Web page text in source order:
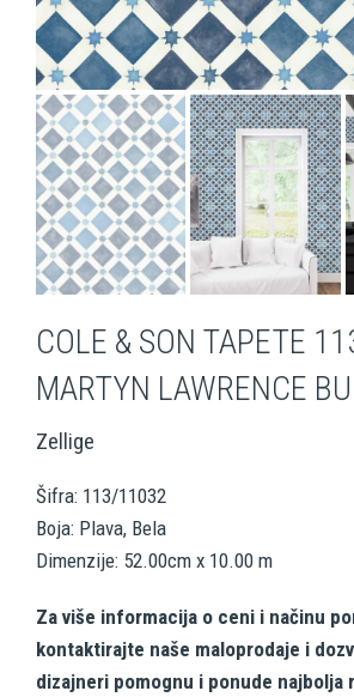
COLE & SON TAPETE
MARTYN LAWRENCE
Zellige
Šifra: 113/11032
Boja: Plava, Bela
Dimenzije: 52.00cm x 10.00 m
Za više informacija o ceni i načinu
kontaktirajte naše maloprodaje i
dizajneri pomognu i ponude najbolja